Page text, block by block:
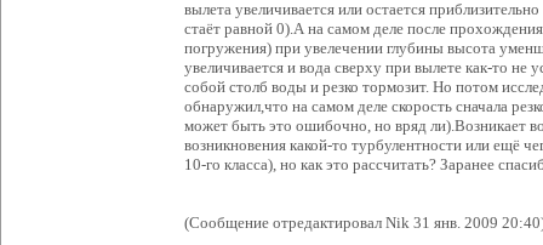
вылета увеличивается или остается
стаёт равной 0).А на самом деле после
погружения) при увелечении глубины высота
увеличивается и вода сверху при вылете как-то не
собой столб воды и резко тормозит. Но потом
обнаружил,что на самом деле скорость сначала
может быть это ошибочно, но вряд ли).Возникает
возникновения какой-то турбулентности или ещё
10-го класса), но как это рассчитать? Заранее
(Сообщение отредактировал Nik 31 янв. 2009